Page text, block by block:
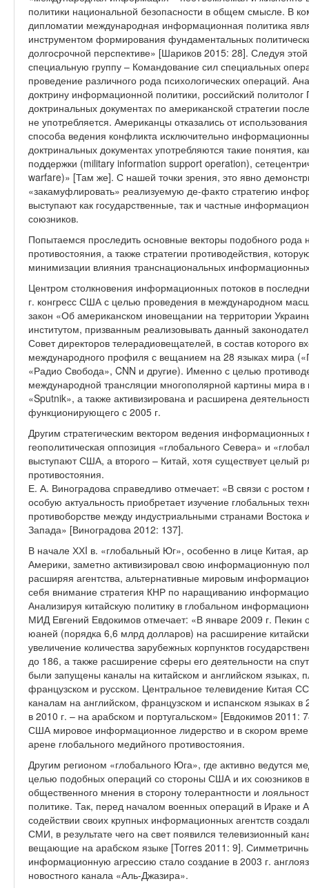
политики национальной безопасности в общем смысле. В
дипломатии международная информационная политика
инструментом формирования фундаментальных
долгосрочной перспективе» [Шариков 2015: 28]. Следуя
специальную группу – Командование сил специальных
проведение различного рода психологических операций.
доктрину информационной политики, российский
доктринальных документах по американской стратегии
не употребляется. Американцы отказались от
способа ведения конфликта исключительно
доктринальных документах употребляются такие понятия,
поддержки (military information support operation),
warfare)» [Там же]. С нашей точки зрения, это явно
«закамуфлировать» реализуемую де-факто стратегию
выступают как государственные, так и частные
союзников.
Попытаемся проследить основные векторы подобного рода
противостояния, а также стратегии противодействия,
минимизации влияния транснациональных
Центром столкновения информационных потоков в
г. конгресс США с целью проведения в международном
закон «Об американском иновещании на территории
институтом, призванным реализовывать данный
Совет директоров телерадиовещателей, в состав которого
международного профиля с вещанием на 28 языках мира
«Радио Свобода», CNN и другие). Именно с целью
международной трансляции многополярной картины мира в
«Sputnik», а также активизирована и расширена
функционирующего с 2005 г.
Другим стратегическим вектором ведения
геополитическая оппозиция «глобального Севера» и
выступают США, а второго – Китай, хотя существует целый
противостояния.
Е. А. Виноградова справедливо отмечает: «В связи с
особую актуальность приобретает изучение глобальных
противоборстве между индустриальными странами Востока
Запада» [Виноградова 2012: 137].
В начале ХХI в. «глобальный Юг», особенно в лице Китая,
Америки, заметно активизировал свою информационную
расширяя агентства, альтернативные мировым
себя внимание стратегия КНР по наращиванию
Анализируя китайскую политику в глобальном
МИД Евгений Евдокимов отмечает: «В январе 2009 г.
юаней (порядка 6,6 млрд долларов) на расширение
увеличение количества зарубежных корпунктов
до 186, а также расширение сферы его деятельности на
были запущены каналы на китайском и английском языках,
французском и русском. Центральное телевидение Китая
каналам на английском, французском и испанском языках в
в 2010 г. – на арабском и португальском» [Евдокимов 2011:
США мировое информационное лидерство и в скором
арене глобального медийного противостояния.
Другим регионом «глобального Юга», где активно ведутся
целью подобных операций со стороны США и их союзников
общественного мнения в сторону толерантности и
политике. Так, перед началом военных операций в Ираке и
содействии своих крупных информационных агентств
СМИ, в результате чего на свет появился телевизионный
вещающие на арабском языке [Torres 2011: 9].
информационную агрессию стало создание в 2003 г.
новостного канала «Аль-Джазира».